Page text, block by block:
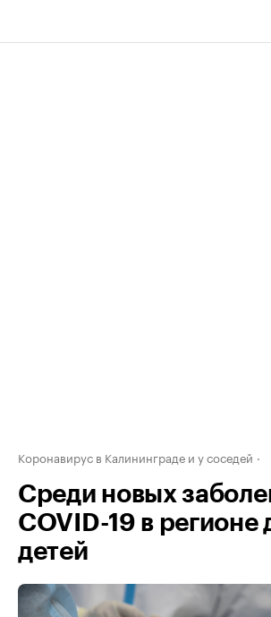
Коронавирус в Калининграде и у соседей
Среди новых
COVID-19 в регионе
детей